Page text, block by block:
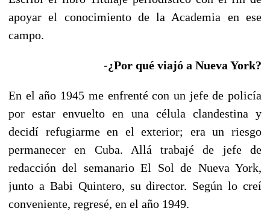
apoyar el conocimiento de la Academia en ese
campo.
-¿Por qué viajó a Nueva York?
En el año 1945 me enfrenté con un jefe de policía
por estar envuelto en una célula clandestina y
decidí refugiarme en el exterior; era un riesgo
permanecer en Cuba. Allá trabajé de jefe de
redacción del semanario El Sol de Nueva York,
junto a Babi Quintero, su director. Según lo creí
conveniente, regresé, en el año 1949.